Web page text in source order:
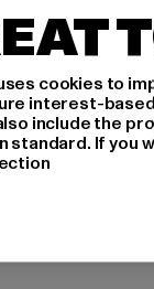
cookies to
interest-
include the
If you